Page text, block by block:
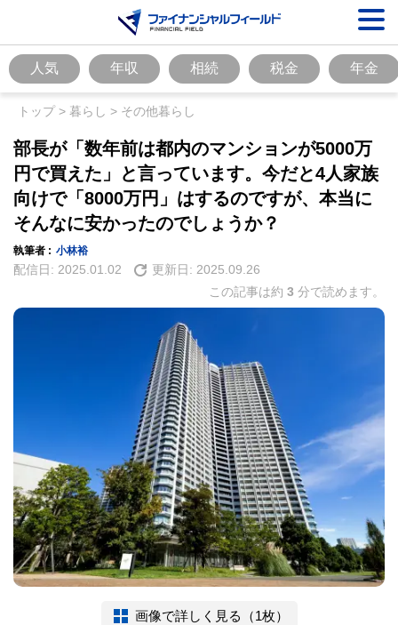
人気 年収 相続 税金 年金
トップ> 暮らし > その他暮らし
部長が「数年前は都内のマンションが5000万
円で買えた」と言っています。今だと4人家族
向けで「8000万円」はするのですが、本当に
そんなに安かったのでしょうか？
執筆者 : 小林裕
配信日: 2025.01.02 更新日: 2025.09.26
この記事は約 3 分で読めます。
画像で詳しく見る（1枚）